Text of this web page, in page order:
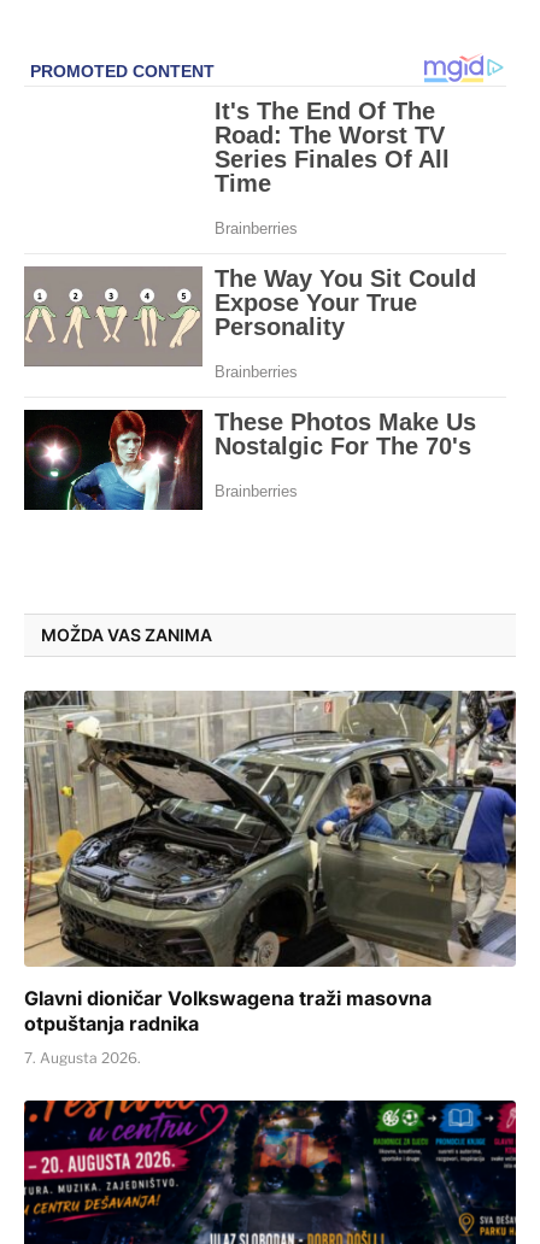
MOŽDA VAS ZANIMA
Glavni dioničar Volkswagena traži masovna
otpuštanja radnika
7. Augusta 2026.